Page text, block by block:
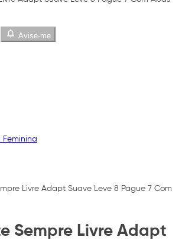
Avise-me
Feminina
Livre Adapt Suave Leve 8 Pague 7 Com
Sempre Livre Adapt